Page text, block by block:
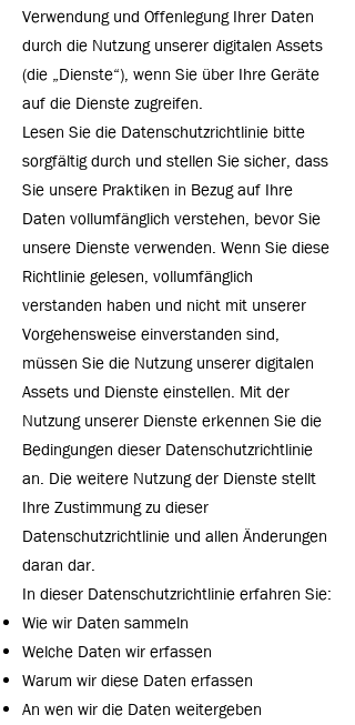
Verwendung und Offenlegung Ihrer Daten
durch die Nutzung unserer digitalen Assets
(die „Dienste“), wenn Sie über Ihre Geräte
auf die Dienste zugreifen.
Lesen Sie die Datenschutzrichtlinie bitte
sorgfältig durch und stellen Sie sicher, dass
Sie unsere Praktiken in Bezug auf Ihre
Daten vollumfänglich verstehen, bevor Sie
unsere Dienste verwenden. Wenn Sie diese
Richtlinie gelesen, vollumfänglich
verstanden haben und nicht mit unserer
Vorgehensweise einverstanden sind,
müssen Sie die Nutzung unserer digitalen
Assets und Dienste einstellen. Mit der
Nutzung unserer Dienste erkennen Sie die
Bedingungen dieser Datenschutzrichtlinie
an. Die weitere Nutzung der Dienste stellt
Ihre Zustimmung zu dieser
Datenschutzrichtlinie und allen Änderungen
daran dar.
In dieser Datenschutzrichtlinie erfahren Sie:
Wie wir Daten sammeln
Welche Daten wir erfassen
Warum wir diese Daten erfassen
An wen wir die Daten weitergeben